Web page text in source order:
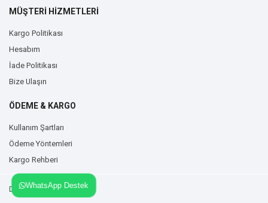
MÜŞTERİ HİZMETLERİ
Kargo Politikası
Hesabım
İade Politikası
Bize Ulaşın
ÖDEME & KARGO
Kullanım Şartları
Ödeme Yöntemleri
Kargo Rehberi
Duvarzemin.com © 2026
WhatsApp Destek